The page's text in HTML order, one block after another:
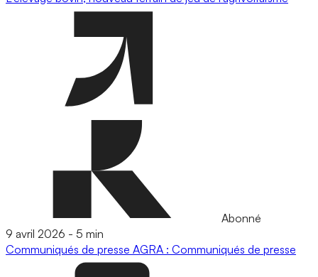
Abonné
9 avril 2026 - 5 min
Communiqués de presse AGRA : Communiqués de presse